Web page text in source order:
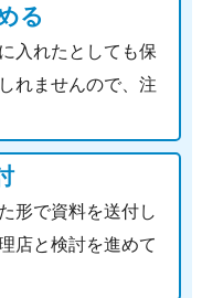
る
入れたとしても保
れませんので、注
形で資料を送付し
店と検討を進めて